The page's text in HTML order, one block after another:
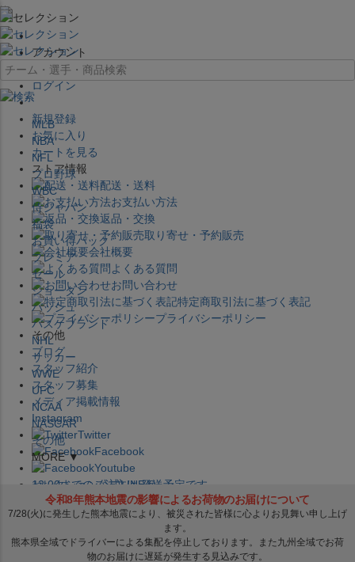
×
アカウント
ログイン
新規登録
お気に入り
カートを見る
ストア情報
配送・送料
お支払い方法
返品・交換
取り寄せ・予約販売
会社概要
よくある質問
お問い合わせ
特定商取引法に基づく表記
プライバシーポリシー
その他
ブログ
スタッフ紹介
スタッフ募集
メディア掲載情報
Instagram
Twitter
Facebook
Youtube
セレクション公式LINE@
MLB
NBA
NFL
プロ野球
WBC
侍ジャパン
福袋
お買い得パック
プレミア
セール
ジョーダン
バッシュ
バスケブランド
NHL
サッカー
WWE
UFC
NCAA
NASCAR
その他
MORE ▼
12:00までのご注文は発送予定です。
在庫品は 1-3営業日内で発送!! ※お取寄せ商品は対象外